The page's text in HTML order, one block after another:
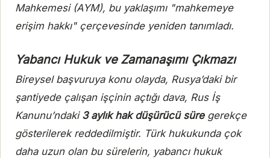
Mahkemesi (AYM), bu yaklaşımı "mahkemeye
erişim hakkı" çerçevesinde yeniden tanımladı.
Yabancı Hukuk ve Zamanaşımı Çıkmazı
Bireysel başvuruya konu olayda, Rusya’daki bir
şantiyede çalışan işçinin açtığı dava, Rus İş
Kanunu’ndaki 3 aylık hak düşürücü süregerekçe
gösterilerek reddedilmiştir. Türk hukukunda çok
daha uzun olan bu sürelerin, yabancı hukuk